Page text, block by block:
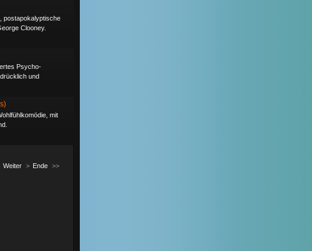
postapokalyptische
Clooney.
Psycho-
und
mit
Weiter > Ende >>